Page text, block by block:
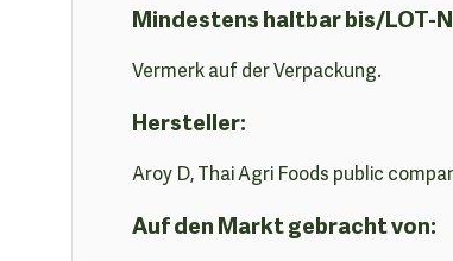
Mindestens haltbar bis/LOT-
Vermerk auf der Verpackung.
Hersteller:
Aroy D, Thai Agri Foods public
Auf den Markt gebracht von: